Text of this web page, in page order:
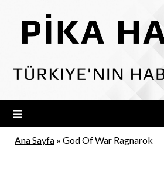
content
Ana Sayfa » God Of War Ragnarok